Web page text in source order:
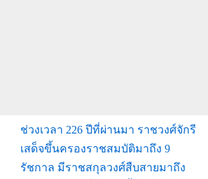
ช่วงเวลา 226 ปีที่ผ่านมา ราชวงศ์จักรี
เสด็จขึ้นครองราชสมบัติมาถึง 9
รัชกาล มีราชสกุลวงศ์สืบสายมาถึง